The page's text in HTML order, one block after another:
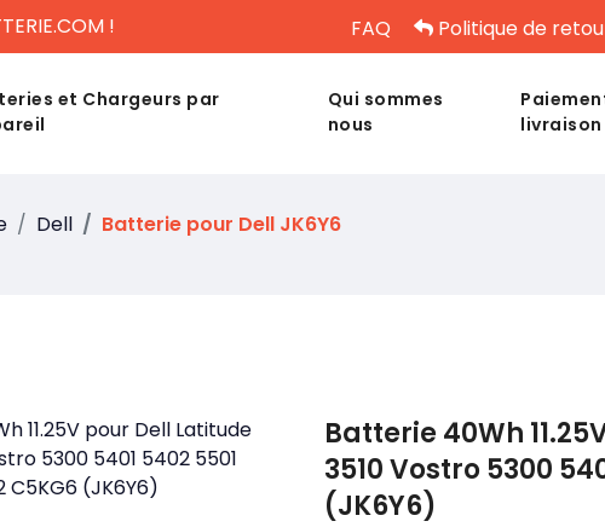
! FAQ Politique de
et Chargeurs par
Qui sommes
nous
livraison
Dell Batterie pour Dell JK6Y6
Batterie 40Wh
3510 Vostro 5300
(JK6Y6)